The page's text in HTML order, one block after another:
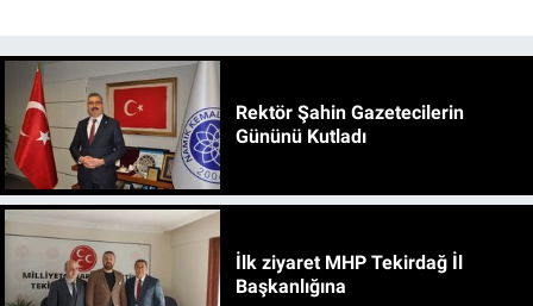
Rektör Şahin Gazetecilerin
Gününü Kutladı
İlk ziyaret MHP Tekirdağ İl
Başkanlığına